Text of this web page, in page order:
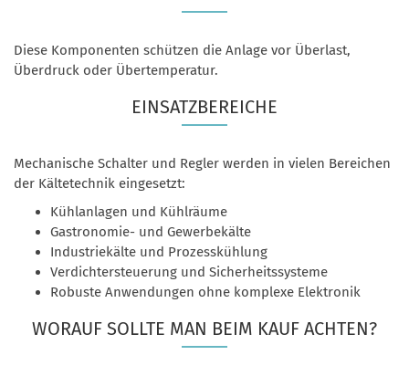
Diese Komponenten schützen die Anlage vor Überlast,
Überdruck oder Übertemperatur.
EINSATZBEREICHE
Mechanische Schalter und Regler werden in vielen Bereichen
der Kältetechnik eingesetzt:
Kühlanlagen und Kühlräume
Gastronomie- und Gewerbekälte
Industriekälte und Prozesskühlung
Verdichtersteuerung und Sicherheitssysteme
Robuste Anwendungen ohne komplexe Elektronik
WORAUF SOLLTE MAN BEIM KAUF ACHTEN?